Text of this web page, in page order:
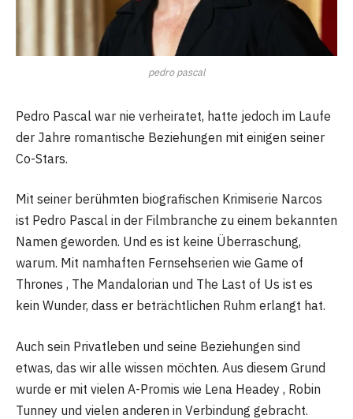
pedro pascal
Pedro Pascal war nie verheiratet, hatte jedoch im Laufe
der Jahre romantische Beziehungen mit einigen seiner
Co-Stars.
Mit seiner berühmten biografischen Krimiserie Narcos
ist Pedro Pascal in der Filmbranche zu einem bekannten
Namen geworden. Und es ist keine Überraschung,
warum. Mit namhaften Fernsehserien wie Game of
Thrones , The Mandalorian und The Last of Us ist es
kein Wunder, dass er beträchtlichen Ruhm erlangt hat.
Auch sein Privatleben und seine Beziehungen sind
etwas, das wir alle wissen möchten. Aus diesem Grund
wurde er mit vielen A-Promis wie Lena Headey , Robin
Tunney und vielen anderen in Verbindung gebracht.